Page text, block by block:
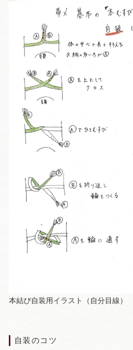
本結び自装用イラスト（自分目線）
自装のコツ